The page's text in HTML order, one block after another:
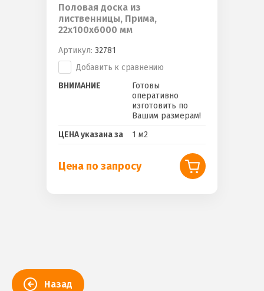
Половая доска из
лиственницы, Прима,
22х100х6000 мм
Артикул: 32781
Добавить к сравнению
ВНИМАНИЕ
Готовы
оперативно
изготовить по
Вашим размерам!
ЦЕНА указана за
1 м2
Цена по запросу
Назад